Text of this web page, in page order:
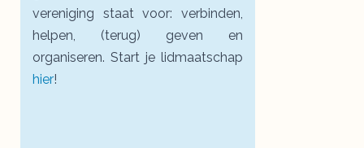
vereniging staat voor: verbinden,
helpen, (terug) geven en
organiseren. Start je lidmaatschap
hier!